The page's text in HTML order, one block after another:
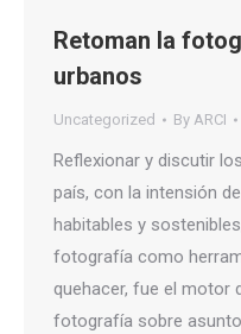
Retoman la
urbanos
Uncategorized By ARCI
Reflexionar y discutir
país, con la intensión
habitables y
fotografía como
quehacer, fue el motor
fotografía sobre